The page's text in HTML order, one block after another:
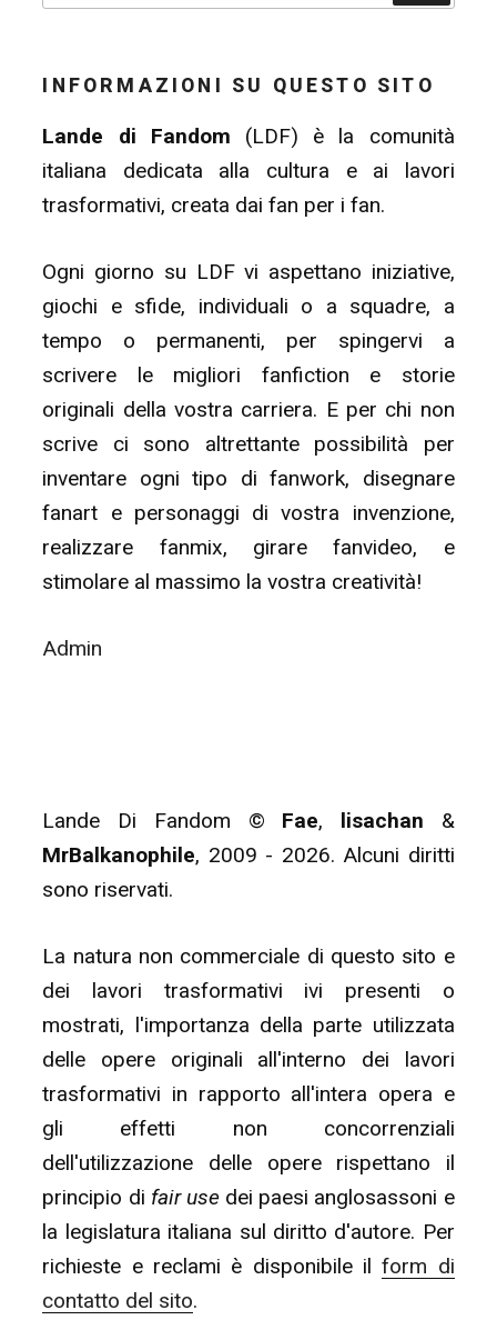
INFORMAZIONI SU QUESTO SITO
Lande di Fandom (LDF) è la comunità
italiana dedicata alla cultura e ai lavori
trasformativi, creata dai fan per i fan.
Ogni giorno su LDF vi aspettano iniziative,
giochi e sfide, individuali o a squadre, a
tempo o permanenti, per spingervi a
scrivere le migliori fanfiction e storie
originali della vostra carriera. E per chi non
scrive ci sono altrettante possibilità per
inventare ogni tipo di fanwork, disegnare
fanart e personaggi di vostra invenzione,
realizzare fanmix, girare fanvideo, e
stimolare al massimo la vostra creatività!
Admin
Lande Di Fandom © Fae, lisachan &
MrBalkanophile, 2009 - 2026. Alcuni diritti
sono riservati.
La natura non commerciale di questo sito e
dei lavori trasformativi ivi presenti o
mostrati, l'importanza della parte utilizzata
delle opere originali all'interno dei lavori
trasformativi in rapporto all'intera opera e
gli effetti non concorrenziali
dell'utilizzazione delle opere rispettano il
principio di fair usedei paesi anglosassoni e
la legislatura italiana sul diritto d'autore. Per
richieste e reclami è disponibile ilform di
contatto del sito.